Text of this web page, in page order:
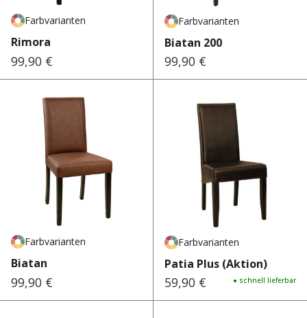
Farbvarianten
Rimora
Regulärer Preis:
99,90 €
Farbvarianten
Biatan 200
Regulärer Preis:
99,90 €
Farbvarianten
Biatan
Regulärer Preis:
99,90 €
Farbvarianten
Patia Plus (Aktion)
Regulärer Preis:
59,90 € ● schnell lieferbar